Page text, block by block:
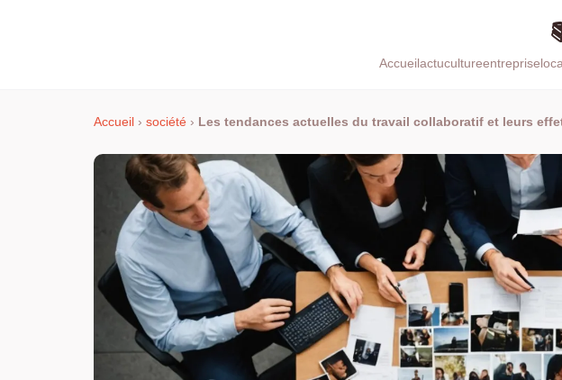
Accueilactucultureentreprise
Accueil › société › Les tendances actuelles du travail collaboratif et leurs